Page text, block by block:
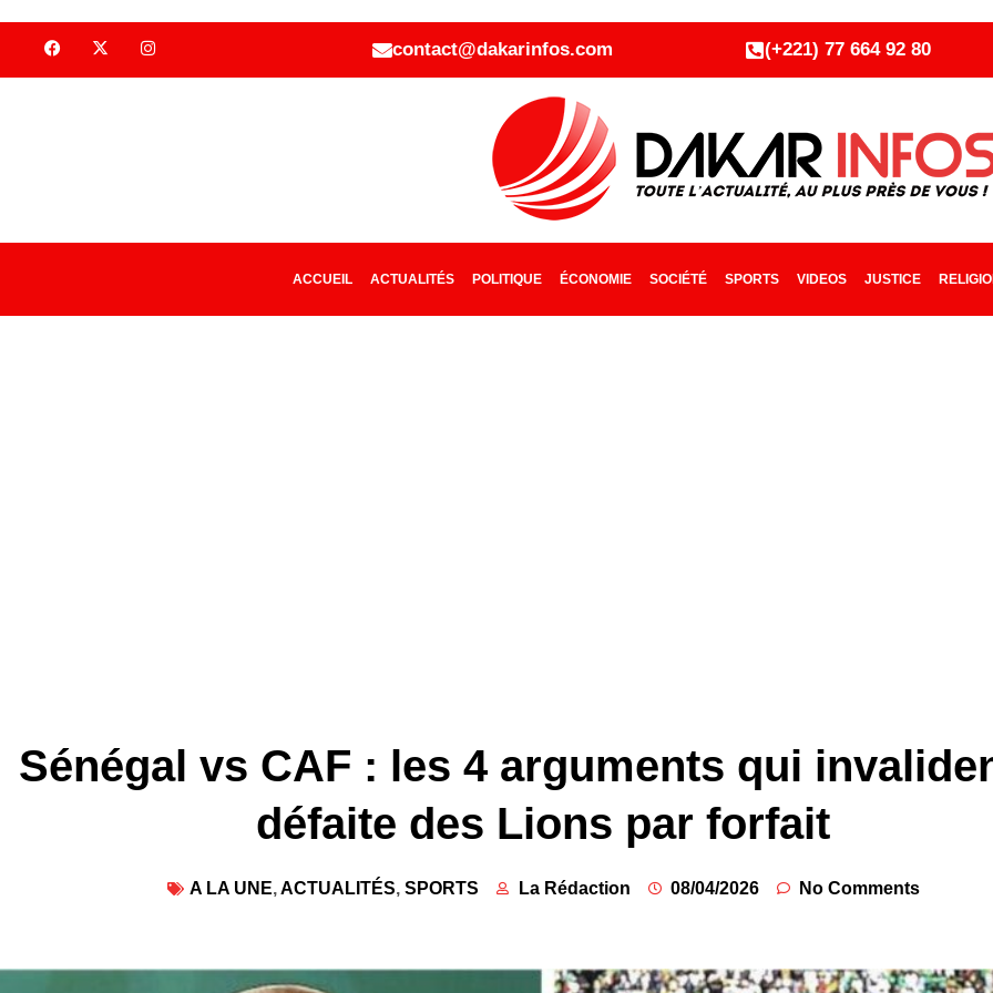
contact@dakarinfos.com (+221) 77 664 92 80
ACCUEIL ACTUALITÉS POLITIQUE ÉCONOMIE SOCIÉTÉ SPORTS VIDEOS JUSTICE
Sénégal vs CAF : les 4 arguments qui
défaite des Lions par forfait
A LA UNE,ACTUALITÉS, SPORTS La Rédaction 08/04/2026 No Comments